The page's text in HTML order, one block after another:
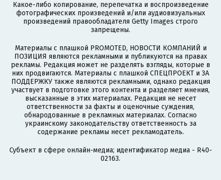
Какое-либо копирование, перепечатка и воспроизведение
фотографических произведений и/или аудиовизуальных
произведений правообладателя Getty Images строго
запрещены.
Материалы с плашкой PROMOTED, НОВОСТИ КОМПАНИЙ и
ПОЗИЦИЯ являются рекламными и публикуются на правах
рекламы. Редакция может не разделять взгляды, которые в
них продвигаются. Материалы с плашкой СПЕЦПРОЕКТ и ЗА
ПОДДЕРЖКУ также являются рекламными, однако редакция
участвует в подготовке этого контента и разделяет мнения,
высказанные в этих материалах. Редакция не несет
ответственности за факты и оценочные суждения,
обнародованные в рекламных материалах. Согласно
украинскому законодательству ответственность за
содержание рекламы несет рекламодатель.
Субъект в сфере онлайн-медиа; идентификатор медиа - R40-
02163.